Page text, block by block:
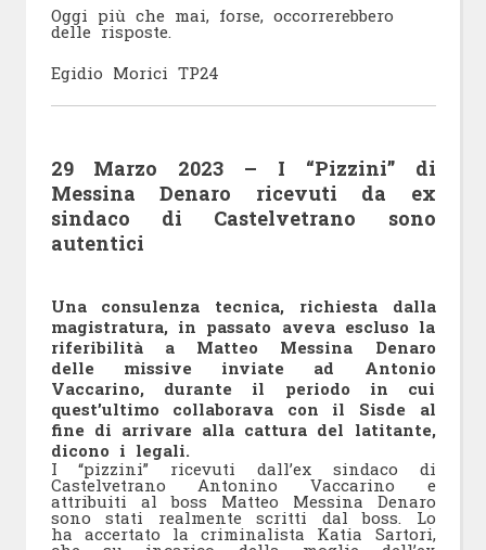
Oggi più che mai, forse, occorrerebbero
delle risposte.
Egidio Morici TP24
29 Marzo 2023 – I “Pizzini” di
Messina Denaro ricevuti da ex
sindaco di Castelvetrano sono
autentici
Una consulenza tecnica, richiesta dalla
magistratura, in passato aveva escluso la
riferibilità a Matteo Messina Denaro
delle missive inviate ad Antonio
Vaccarino, durante il periodo in cui
quest’ultimo collaborava con il Sisde al
fine di arrivare alla cattura del latitante,
dicono i legali.
I “pizzini” ricevuti dall’ex sindaco di
Castelvetrano Antonino Vaccarino e
attribuiti al boss Matteo Messina Denaro
sono stati realmente scritti dal boss. Lo
ha accertato la criminalista Katia Sartori,